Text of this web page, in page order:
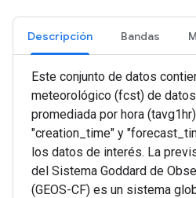
Descripción Bandas
Este conjunto de datos
meteorológico (fcst) de
promediada por hora
"creation_time" y
los datos de interés. La
del Sistema Goddard de
(GEOS-CF) es un sistema